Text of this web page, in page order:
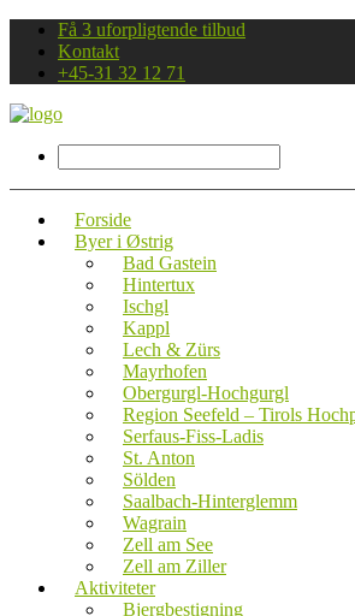
Få 3 uforpligtende tilbud
Kontakt
+45-31 32 12 71
Forside
Byer i Østrig
Bad Gastein
Hintertux
Ischgl
Kappl
Lech & Zürs
Mayrhofen
Obergurgl-Hochgurgl
Region Seefeld – Tirols
Serfaus-Fiss-Ladis
St. Anton
Sölden
Saalbach-Hinterglemm
Wagrain
Zell am See
Zell am Ziller
Aktiviteter
Bjergbestigning